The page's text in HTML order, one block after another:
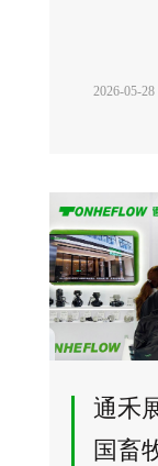
2026-05-28
通禾
国畜